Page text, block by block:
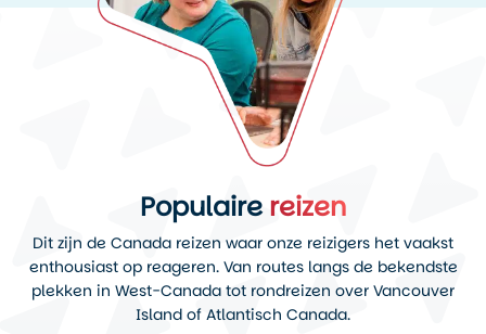
Populairereizen
Dit zijn de Canada reizen waar onze reizigers het vaakst
enthousiast op reageren. Van routes langs de bekendste
plekken in West-Canada tot rondreizen over Vancouver
Island of Atlantisch Canada.